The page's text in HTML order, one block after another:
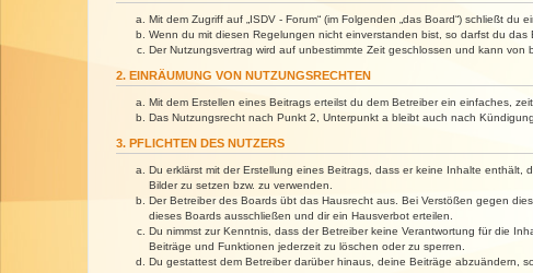
Mit dem Zugriff auf „ISDV - Forum“ (im Folgenden „das Board“) schließt
Wenn du mit diesen Regelungen nicht einverstanden bist, so darfst du
Der Nutzungsvertrag wird auf unbestimmte Zeit geschlossen und kann
2. EINRÄUMUNG VON NUTZUNGSRECHTEN
Mit dem Erstellen eines Beitrags erteilst du dem Betreiber ein einfaches,
Das Nutzungsrecht nach Punkt 2, Unterpunkt a bleibt auch nach
3. PFLICHTEN DES NUTZERS
Du erklärst mit der Erstellung eines Beitrags, dass er keine Inhalte
Bilder zu setzen bzw. zu verwenden.
Der Betreiber des Boards übt das Hausrecht aus. Bei Verstößen gegen
dieses Boards ausschließen und dir ein Hausverbot erteilen.
Du nimmst zur Kenntnis, dass der Betreiber keine Verantwortung für die
Beiträge und Funktionen jederzeit zu löschen oder zu sperren.
Du gestattest dem Betreiber darüber hinaus, deine Beiträge abzuändern,